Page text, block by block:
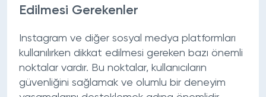
Edilmesi Gerekenler
Instagram ve diğer sosyal medya platformları
kullanılırken dikkat edilmesi gereken bazı önemli
noktalar vardır. Bu noktalar, kullanıcıların
güvenliğini sağlamak ve olumlu bir deneyim